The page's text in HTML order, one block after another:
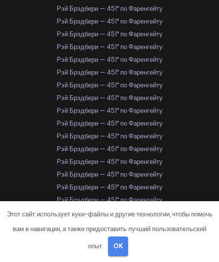
Рэй Брэдбери — 451° по Фаренгейту
Рэй Брэдбери — 451° по Фаренгейту
Рэй Брэдбери — 451° по Фаренгейту
Рэй Брэдбери — 451° по Фаренгейту
Рэй Брэдбери — 451° по Фаренгейту
Рэй Брэдбери — 451° по Фаренгейту
Рэй Брэдбери — 451° по Фаренгейту
Рэй Брэдбери — 451° по Фаренгейту
Рэй Брэдбери — 451° по Фаренгейту
Рэй Брэдбери — 451° по Фаренгейту
Рэй Брэдбери — 451° по Фаренгейту
Рэй Брэдбери — 451° по Фаренгейту
Рэй Брэдбери — 451° по Фаренгейту
Рэй Брэдбери — 451° по Фаренгейту
Рэй Брэдбери — 451° по Фаренгейту
Рэй Брэдбери — 451° по Фаренгейту
Рэй Брэдбери — 451° по Фаренгейту
Рэй Брэдбери — 451° по Фаренгейту
Рэй Брэдбери — 451° по Фаренгейту
Рэй Брэдбери — 451° по Фаренгейту
Этот сайт использует куки-файлы и другие технологии, чтобы помочь
вам в навигации, а также предоставить лучший пользовательский
опыт. OK